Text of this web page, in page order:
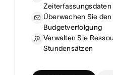
Zeiterfassungsdaten
Überwachen Sie
Budgetverfolgung
Verwalten Sie
Stundensätzen